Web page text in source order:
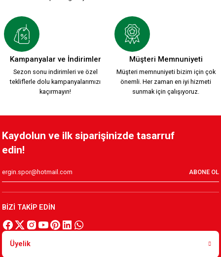
2.000,00 TL
YENİ SEZON 2026/2027 HUMMEL TRANING T-SHIRT S.
1.500,00 TL
KAFSİNKAF 1912 T-SHIRT S.
800,00 TL
Kampanyalar ve İndirimler
Sezon sonu indirimleri ve özel
tekliflerle dolu kampanyalarımızı
kaçırmayın!
Müşteri Memnuniyeti
Müşteri memnuniyeti bizim için çok
önemli. Her zaman en iyi hizmeti
sunmak için çalışıyoruz.
Kaydolun ve ilk siparişinizde tasarruf
edin!
ABONE OL
BİZİ TAKİP EDİN
Üyelik